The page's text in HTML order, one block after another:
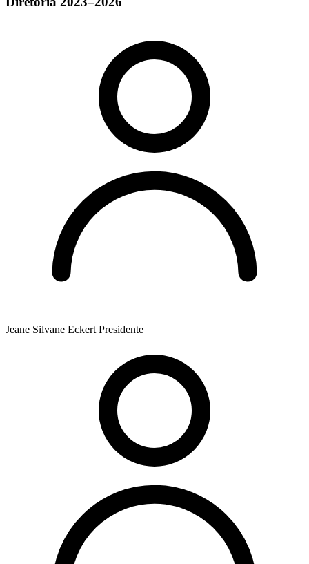
Jeane Silvane Eckert Presidente